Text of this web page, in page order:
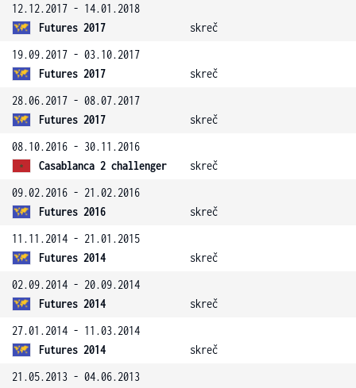
12.12.2017 - 14.01.2018
Futures 2017
skreč
19.09.2017 - 03.10.2017
Futures 2017
skreč
28.06.2017 - 08.07.2017
Futures 2017
skreč
08.10.2016 - 30.11.2016
Casablanca 2 challenger
skreč
09.02.2016 - 21.02.2016
Futures 2016
skreč
11.11.2014 - 21.01.2015
Futures 2014
skreč
02.09.2014 - 20.09.2014
Futures 2014
skreč
27.01.2014 - 11.03.2014
Futures 2014
skreč
21.05.2013 - 04.06.2013